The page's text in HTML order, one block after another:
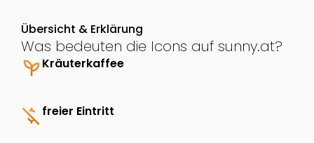
Übersicht & Erklärung
Was bedeuten die Icons auf sunny.at?
psychiatryKräuterkaffee
money_off freier Eintritt